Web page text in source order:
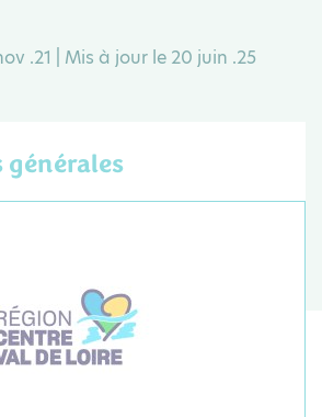
.21 | Mis à jour le 20 juin .25